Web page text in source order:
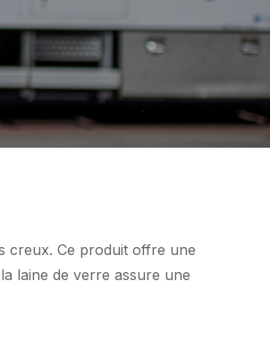
creux. Ce produit offre une
laine de verre assure une